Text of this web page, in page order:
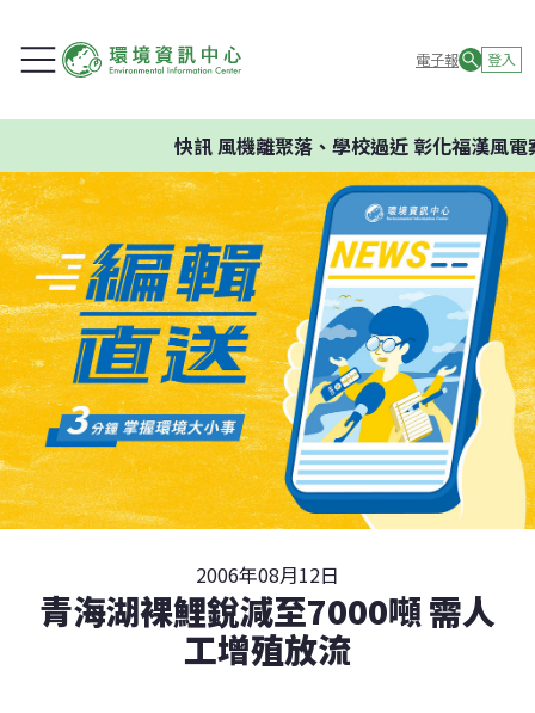
電子報 登入
快訊風機離聚落、學校過近 彰化福漢風電
2006年08月12日
青海湖裸鯉銳減至7000噸 需人
工增殖放流